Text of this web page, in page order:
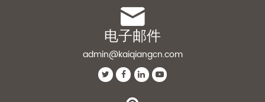
电子邮件
admin@kaiqiangcn.com